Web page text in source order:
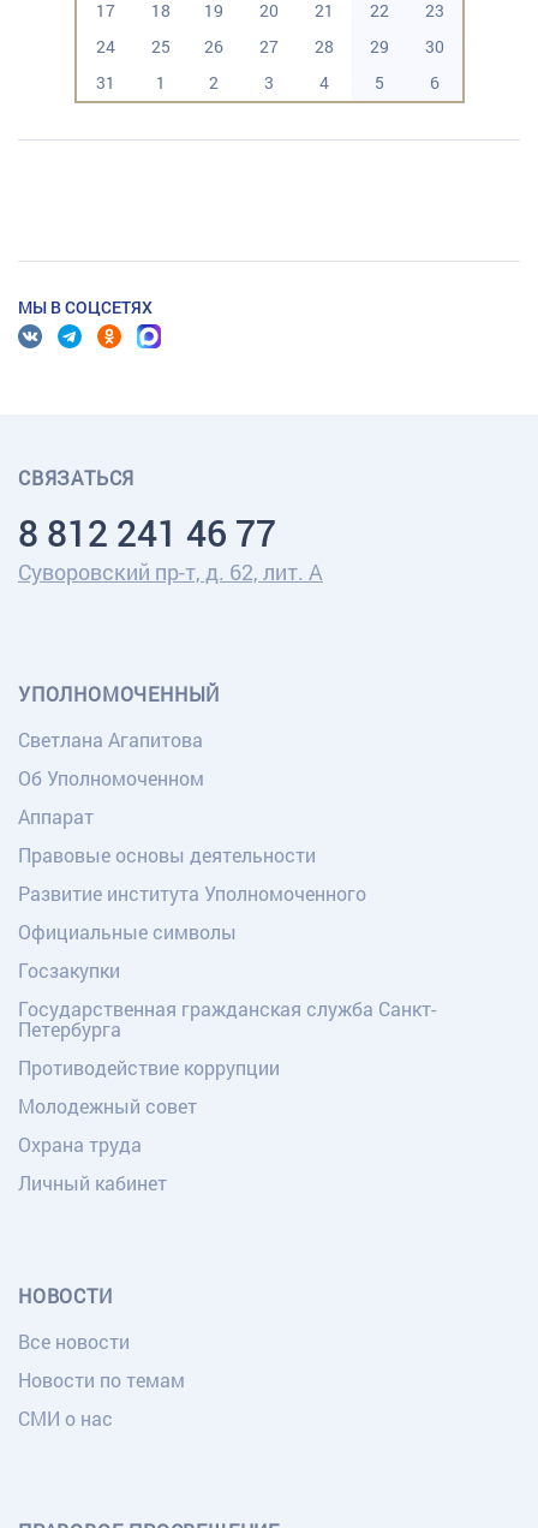
17
18 19 20 21 22
23
24
25 26 27 28 29
30
31
1 2 3 4 5 6
МЫ В СОЦСЕТЯХ
СВЯЗАТЬСЯ
8 812 241 46 77
Суворовский пр-т, д. 62, лит. А
УПОЛНОМОЧЕННЫЙ
Светлана Агапитова
Об Уполномоченном
Аппарат
Правовые основы деятельности
Развитие института Уполномоченного
Официальные символы
Госзакупки
Государственная гражданская служба Санкт-
Петербурга
Противодействие коррупции
Молодежный совет
Охрана труда
Личный кабинет
НОВОСТИ
Все новости
Новости по темам
СМИ о нас